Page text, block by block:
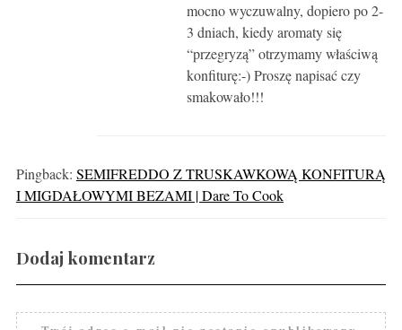
mocno wyczuwalny, dopiero po 2-
3 dniach, kiedy aromaty się
“przegryzą” otrzymamy właściwą
konfiturę:-) Proszę napisać czy
smakowało!!!
Pingback: SEMIFREDDO Z TRUSKAWKOWĄ KONFITURĄ
I MIGDAŁOWYMI BEZAMI | Dare To Cook
Dodaj komentarz